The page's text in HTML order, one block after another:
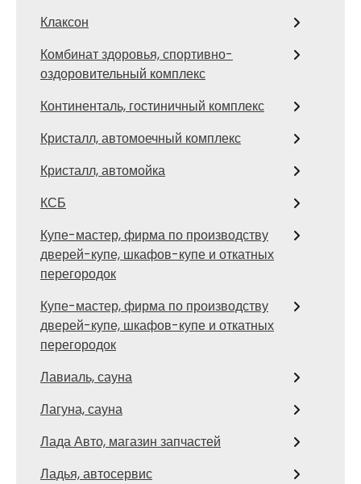
Клаксон
Комбинат здоровья, спортивно-
оздоровительный комплекс
Континенталь, гостиничный комплекс
Кристалл, автомоечный комплекс
Кристалл, автомойка
КСБ
Купе-мастер, фирма по производству
дверей-купе, шкафов-купе и откатных
перегородок
Купе-мастер, фирма по производству
дверей-купе, шкафов-купе и откатных
перегородок
Лавиаль, сауна
Лагуна, сауна
Лада Авто, магазин запчастей
Ладья, автосервис